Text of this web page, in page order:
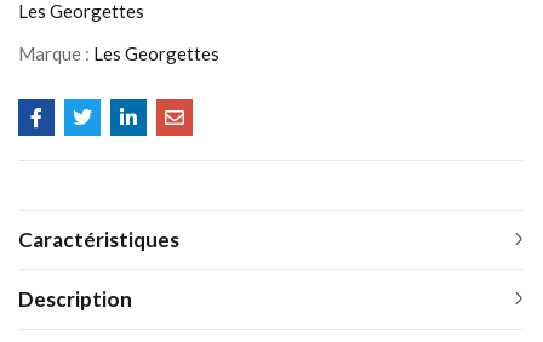
Les Georgettes
Marque : Les Georgettes
Caractéristiques
Description